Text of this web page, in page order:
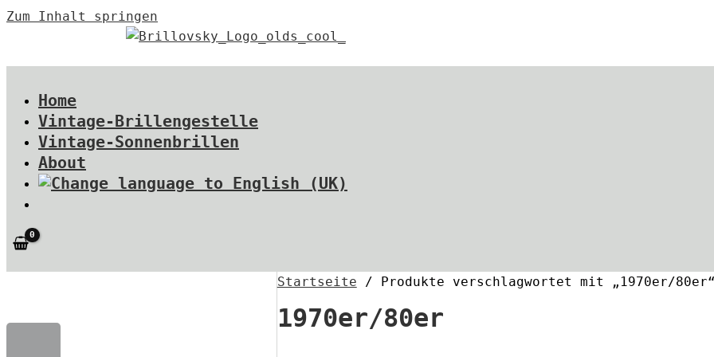
Zum Inhalt springen
Home
Vintage-Brillengestelle
Vintage-Sonnenbrillen
About
Startseite / Produkte verschlagwortet mit „1970er/
1970er/80er